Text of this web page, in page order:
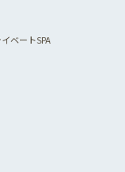
ベートSPA